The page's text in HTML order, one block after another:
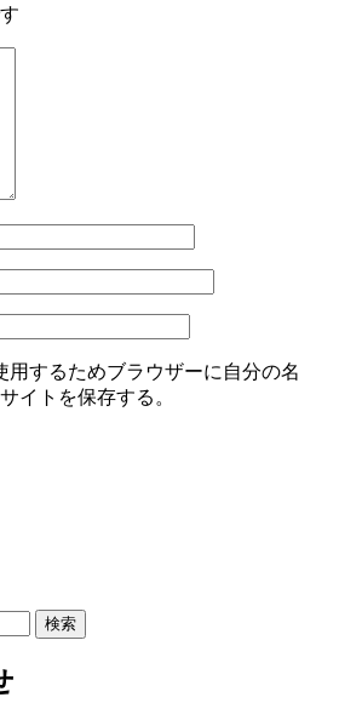
用するためブラウザーに自分の名
イトを保存する。